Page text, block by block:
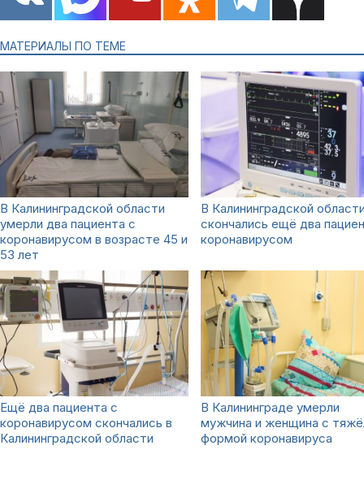
МАТЕРИАЛЫ ПО ТЕМЕ
В Калининградской области
умерли два пациента с
коронавирусом в возрасте 45 и
53 лет
В Калининградской
скончались ещё два
коронавирусом
Ещё два пациента с
коронавирусом скончались в
Калининградской области
В Калининграде умерли
мужчина и женщина с
формой коронавируса